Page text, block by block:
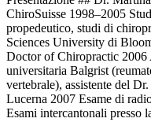
ChiroSuisse 1998–2005
propedeutico, studi di
Sciences University di
Doctor of Chiropractic 2006
universitaria Balgrist
vertebrale), assistente del
Lucerna 2007 Esame di
Esami intercantonali presso